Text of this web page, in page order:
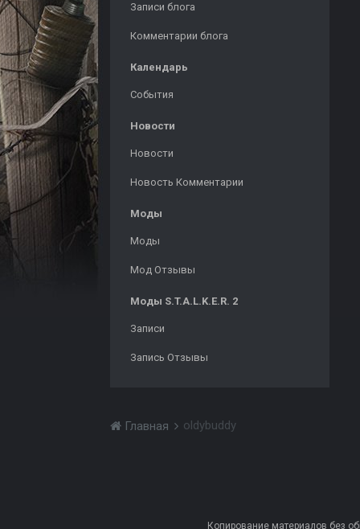
Записи блога
Комментарии блога
Календарь
События
Новости
Новости
Новость Комментарии
Моды
Моды
Мод Отзывы
Моды S.T.A.L.K.E.R. 2
Записи
Запись Отзывы
Главная oldybuddy
Копирование материалов без